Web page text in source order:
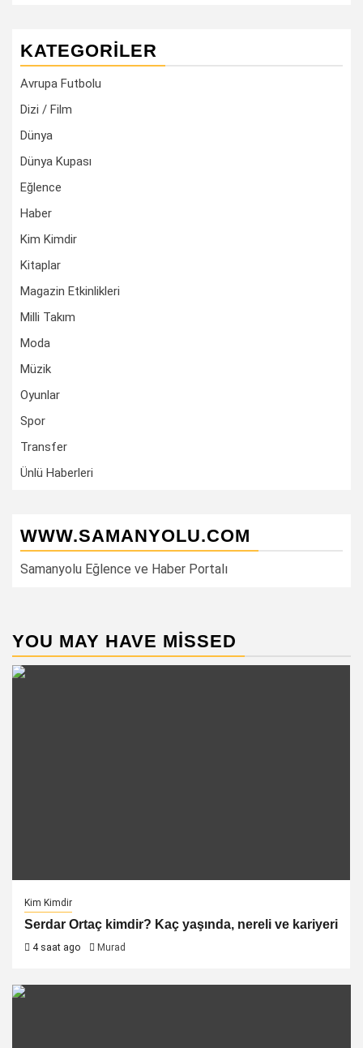
KATEGORILER
Avrupa Futbolu
Dizi / Film
Dünya
Dünya Kupası
Eğlence
Haber
Kim Kimdir
Kitaplar
Magazin Etkinlikleri
Milli Takım
Moda
Müzik
Oyunlar
Spor
Transfer
Ünlü Haberleri
WWW.SAMANYOLU.COM
Samanyolu Eğlence ve Haber Portalı
YOU MAY HAVE MISSED
Kim Kimdir
Serdar Ortaç kimdir? Kaç yaşında, nereli ve kariyeri
4 saat ago Murad